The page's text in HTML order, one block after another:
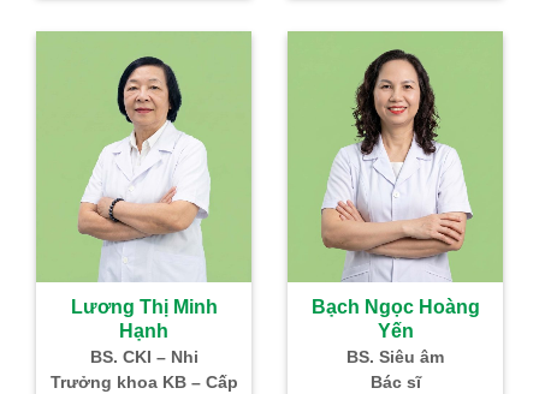
Lương Thị Minh
Hạnh
BS. CKI – Nhi
Trưởng khoa KB – Cấp
Bạch Ngọc Hoàng
Yến
BS. Siêu âm
Bác sĩ